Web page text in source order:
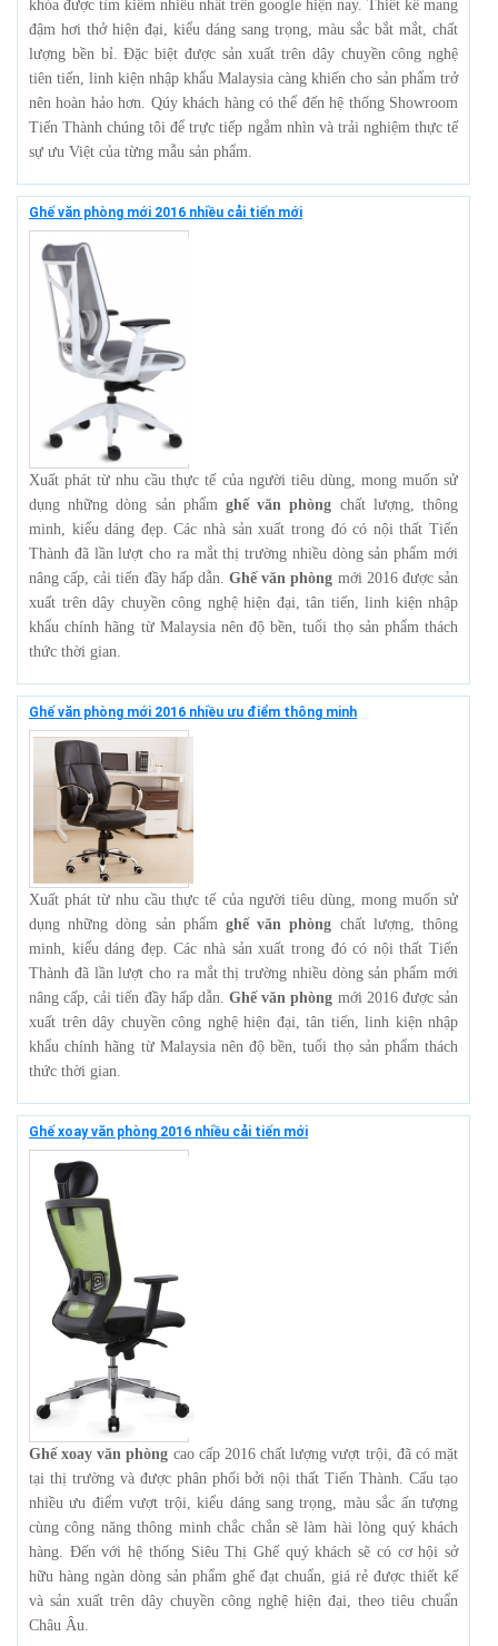
khóa được tìm kiếm nhiều nhất trên google hiện nay. Thiết kế mang
đậm hơi thở hiện đại, kiểu dáng sang trọng, màu sắc bắt mắt, chất
lượng bền bỉ. Đặc biệt được sản xuất trên dây chuyền công nghệ
tiên tiến, linh kiện nhập khẩu Malaysia càng khiến cho sản phẩm trở
nên hoàn hảo hơn. Qúy khách hàng có thể đến hệ thống Showroom
Tiến Thành chúng tôi để trực tiếp ngắm nhìn và trải nghiệm thực tế
sự ưu Việt của từng mẫu sản phẩm.
Ghế văn phòng mới 2016 nhiều cải tiến mới
Xuất phát từ nhu cầu thực tế của người tiêu dùng, mong muốn sử
dụng những dòng sản phẩm ghế văn phòng chất lượng, thông
minh, kiểu dáng đẹp. Các nhà sản xuất trong đó có nội thất Tiến
Thành đã lần lượt cho ra mắt thị trường nhiều dòng sản phẩm mới
nâng cấp, cải tiến đầy hấp dẫn. Ghế văn phòng mới 2016 được sản
xuất trên dây chuyền công nghệ hiện đại, tân tiến, linh kiện nhập
khẩu chính hãng từ Malaysia nên độ bền, tuổi thọ sản phẩm thách
thức thời gian.
Ghế văn phòng mới 2016 nhiều ưu điểm thông minh
Xuất phát từ nhu cầu thực tế của người tiêu dùng, mong muốn sử
dụng những dòng sản phẩm ghế văn phòng chất lượng, thông
minh, kiểu dáng đẹp. Các nhà sản xuất trong đó có nội thất Tiến
Thành đã lần lượt cho ra mắt thị trường nhiều dòng sản phẩm mới
nâng cấp, cải tiến đầy hấp dẫn. Ghế văn phòng mới 2016 được sản
xuất trên dây chuyền công nghệ hiện đại, tân tiến, linh kiện nhập
khẩu chính hãng từ Malaysia nên độ bền, tuổi thọ sản phẩm thách
thức thời gian.
Ghế xoay văn phòng 2016 nhiều cải tiến mới
Ghế xoay văn phòng cao cấp 2016 chất lượng vượt trội, đã có mặt
tại thị trường và được phân phối bởi nội thất Tiến Thành. Cấu tạo
nhiều ưu điểm vượt trội, kiểu dáng sang trọng, màu sắc ấn tượng
cùng công năng thông minh chắc chắn sẽ làm hài lòng quý khách
hàng. Đến với hệ thống Siêu Thị Ghế quý khách sẽ có cơ hội sở
hữu hàng ngàn dòng sản phẩm ghế đạt chuẩn, giá rẻ được thiết kế
và sản xuất trên dây chuyền công nghệ hiện đại, theo tiêu chuẩn
Châu Âu.